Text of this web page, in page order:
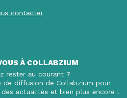
contacter
À COLLABZIUM
rester au courant ?
de diffusion de Collabzium pour
actualités et bien plus encore !